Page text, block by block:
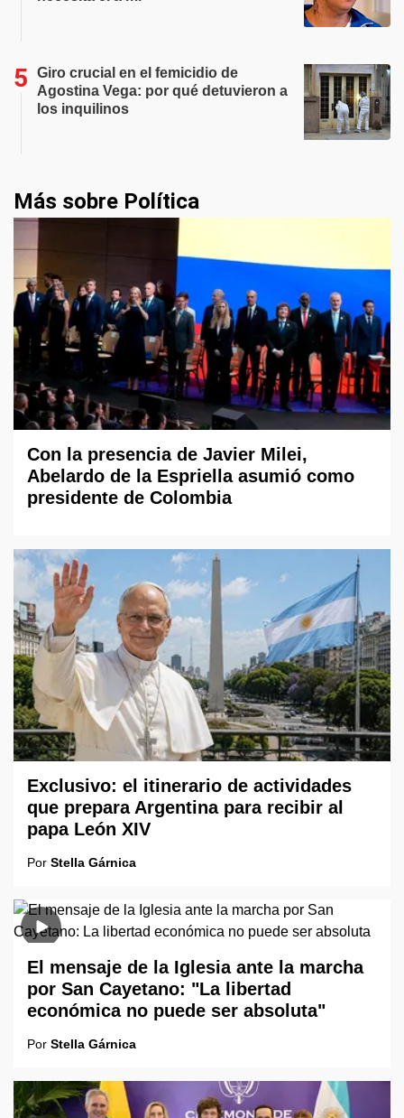
Giro crucial en el femicidio de
Agostina Vega: por qué detuvieron a
los inquilinos
Más sobre Política
Con la presencia de Javier Milei,
Abelardo de la Espriella asumió como
presidente de Colombia
Exclusivo: el itinerario de actividades
que prepara Argentina para recibir al
papa León XIV
Por Stella Gárnica
El mensaje de la Iglesia ante la marcha
por San Cayetano: "La libertad
económica no puede ser absoluta"
Por Stella Gárnica